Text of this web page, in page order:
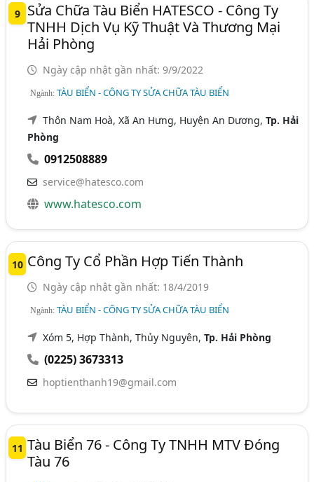
9
Sửa Chữa Tàu Biển HATESCO - Công Ty
TNHH Dịch Vụ Kỹ Thuật Và Thương Mại
Hải Phòng
Ngày cập nhật gần nhất: 9/9/2022
Ngành:TÀU BIỂN - CÔNG TY SỬA CHỮA TÀU BIỂN
Thôn Nam Hoà, Xã An Hưng, Huyện An Dương,Tp. Hải
Phòng
0912508889
service@hatesco.com
www.hatesco.com
10 Công Ty Cổ Phần Hợp Tiến Thành
Ngày cập nhật gần nhất: 18/4/2019
Ngành:TÀU BIỂN - CÔNG TY SỬA CHỮA TÀU BIỂN
Xóm 5, Hợp Thành, Thủy Nguyên,Tp. Hải Phòng
(0225) 3673313
hoptienthanh19@gmail.com
11 Tàu Biển 76 - Công Ty TNHH MTV Đóng
Tàu 76